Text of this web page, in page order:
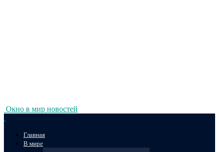
Окно в мир новостей
Главная
В мире